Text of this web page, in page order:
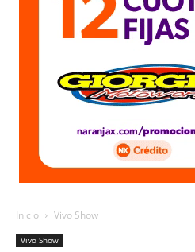
Inicio Vivo Show
Vivo Show